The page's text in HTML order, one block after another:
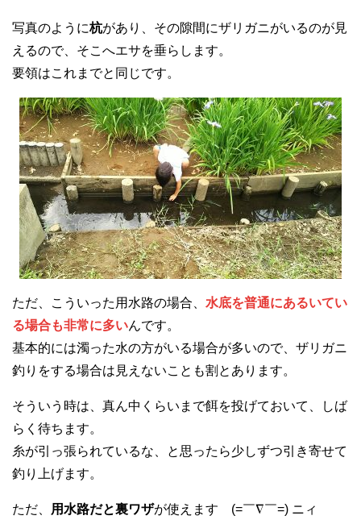
写真のように杭があり、その隙間にザリガニがいるのが見
えるので、そこへエサを垂らします。
要領はこれまでと同じです。
ただ、こういった用水路の場合、 水底を普通にあるいてい
る場合も非常に多いんです。
基本的には濁った水の方がいる場合が多いので、ザリガニ
釣りをする場合は見えないことも割とあります。
そういう時は、真ん中くらいまで餌を投げておいて、しば
らく待ちます。
糸が引っ張られているな、と思ったら少しずつ引き寄せて
釣り上げます。
ただ、 用水路だと裏ワザが使えます (=￣∇￣=) ニィ